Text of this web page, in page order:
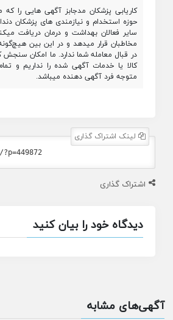
کاریابی پزشکان مدجابز آگهی هایی را که
حوزه استخدام و نیازمندی های پزشکان
سایر فعالان بهداشت و درمان دریافت
مخاطبان قرار میدهد و در این بین
در قبال معامله شما ندارد. ما امکان
کالا یا خدمات آگهی شده را نداریم و
متوجه فرد آگهی دهنده میباشد.
لینک اشتراک گذاری
اشتراک گذاری
دیدگاه خود را بیان کنید
آگهی‌های مشابه